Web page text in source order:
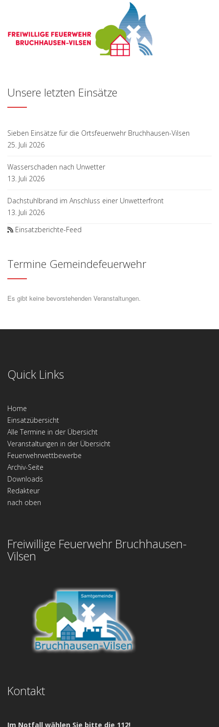
Unsere letzten Einsätze
Sieben Einsätze für die Ortsfeuerwehr Bruchhausen-Vilsen
25. Juli 2026
Wasserschaden nach Unwetter
13. Juli 2026
Dachstuhlbrand im Anschluss einer Unwetterfront
13. Juli 2026
Einsatzberichte-Feed
Termine Gemeindefeuerwehr
Es gibt keine bevorstehenden Veranstaltungen.
Quick Links
Home
Einsatzübersicht
Alle Termine in der Übersicht
Veranstaltungen in der Übersicht
Feuerwehrwettbewerbe
Archiv-Seite
Downloads
Redakteur
nach oben
Freiwillige Feuerwehr Bruchhausen-
Vilsen
Kontakt
Im Notfall wählen Sie bitte die 112!